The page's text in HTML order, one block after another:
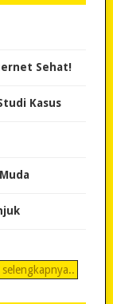
Sehat!
Kasus
selengkapnya..